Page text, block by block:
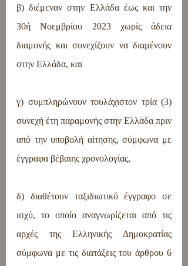
β) διέμεναν στην Ελλάδα έως και την
30ή Νοεμβρίου 2023 χωρίς άδεια
διαμονής και συνεχίζουν να διαμένουν
στην Ελλάδα, και
γ) συμπληρώνουν τουλάχιστον τρία (3)
συνεχή έτη παραμονής στην Ελλάδα πριν
από την υποβολή αίτησης, σύμφωνα με
έγγραφα βέβαιης χρονολογίας,
δ) διαθέτουν ταξιδιωτικό έγγραφο σε
ισχύ, το οποίο αναγνωρίζεται από τις
αρχές της Ελληνικής Δημοκρατίας
σύμφωνα με τις διατάξεις του άρθρου 6